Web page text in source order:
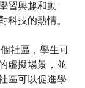
習興趣和動
科技的熱情。
社區，學生可
虛擬場景，並
區可以促進學